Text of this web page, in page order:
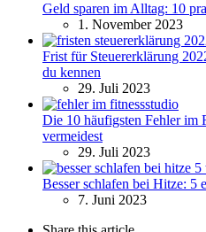
Geld sparen im Alltag: 10
1. November 2023
Frist für Steuererklärung
du kennen
29. Juli 2023
Die 10 häufigsten Fehler im
vermeidest
29. Juli 2023
Besser schlafen bei Hitze: 5
7. Juni 2023